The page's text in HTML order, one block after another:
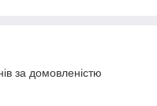
за домовленістю